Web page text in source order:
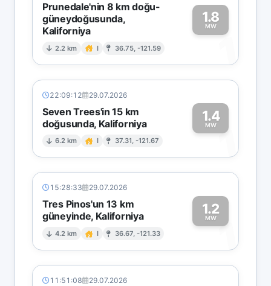
Prunedale'nin 8 km doğu-
güneydoğusunda,
Kaliforniya
2.2 km I 36.75, -121.59
1.8
MW
1
22:09:12 29.07.2026
Seven Trees'in 15 km
doğusunda, Kaliforniya
6.2 km I 37.31, -121.67
1.4
MW1
15:28:33 29.07.2026
Tres Pinos'un 13 km
güneyinde, Kaliforniya
4.2 km I 36.67, -121.33
1.2
MW1
11:51:08 29.07.2026